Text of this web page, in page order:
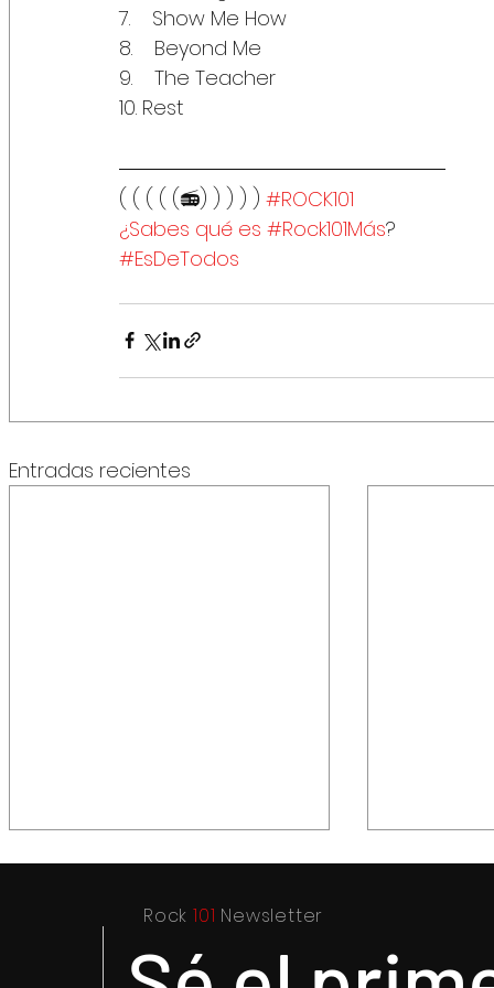
7.    Show Me How
8.    Beyond Me
9.    The Teacher
10. Rest
( ( ( ( (📻) ) ) ) ) #ROCK101
¿Sabes qué es #Rock101Más?
#EsDeTodos
Entradas recientes
Rock 101 Newsletter